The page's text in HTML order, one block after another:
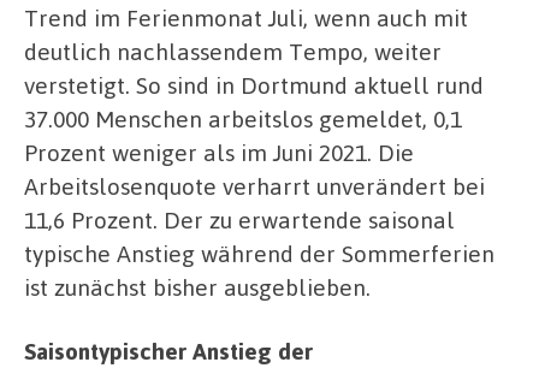
Trend im Ferienmonat Juli, wenn auch mit
deutlich nachlassendem Tempo, weiter
verstetigt. So sind in Dortmund aktuell rund
37.000 Menschen arbeitslos gemeldet, 0,1
Prozent weniger als im Juni 2021. Die
Arbeitslosenquote verharrt unverändert bei
11,6 Prozent. Der zu erwartende saisonal
typische Anstieg während der Sommerferien
ist zunächst bisher ausgeblieben.
Saisontypischer Anstieg der